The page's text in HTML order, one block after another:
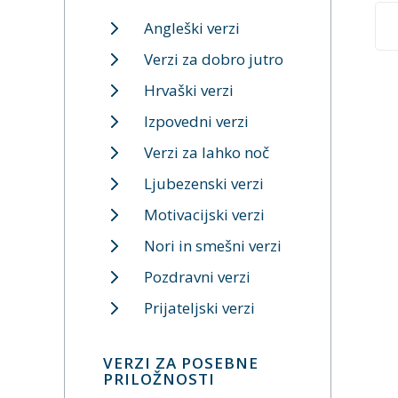
Angleški verzi
Verzi za dobro jutro
Hrvaški verzi
Izpovedni verzi
Verzi za lahko noč
Ljubezenski verzi
Motivacijski verzi
Nori in smešni verzi
Pozdravni verzi
Prijateljski verzi
VERZI ZA POSEBNE
PRILOŽNOSTI